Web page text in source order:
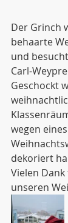
Der Grinch
behaarte
und
Carl-
Geschockt
wegen eines
dekoriert
Vielen
unseren